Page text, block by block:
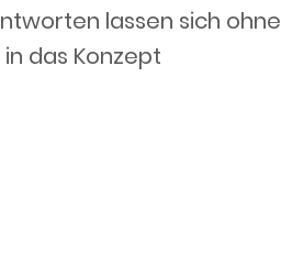
lassen sich ohne
das Konzept